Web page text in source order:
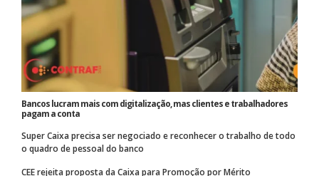
Bancos lucram mais com digitalização, mas clientes e trabalhadores
pagam a conta
Super Caixa precisa ser negociado e reconhecer o trabalho de todo
o quadro de pessoal do banco
CEE rejeita proposta da Caixa para Promoção por Mérito